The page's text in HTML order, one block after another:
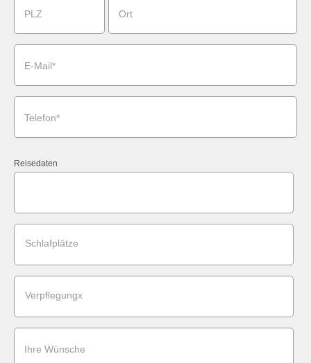
PLZ Ort
E-Mail*
Telefon*
Reisedaten
Schlafplätze
Verpflegungx
Ihre Wünsche